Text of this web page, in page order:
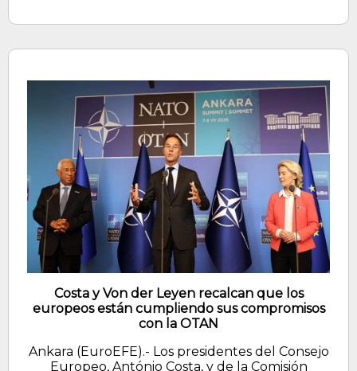
Costa y Von der Leyen recalcan que los
europeos están cumpliendo sus compromisos
con la OTAN
Ankara (EuroEFE).- Los presidentes del Consejo
Europeo, António Costa, y de la Comisión